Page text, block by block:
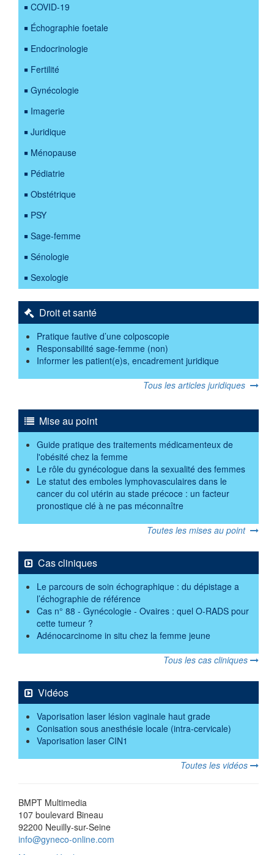
COVID-19
Échographie foetale
Endocrinologie
Fertilité
Gynécologie
Imagerie
Juridique
Ménopause
Pédiatrie
Obstétrique
PSY
Sage-femme
Sénologie
Sexologie
Droit et santé
Pratique fautive d’une colposcopie
Responsabilité sage-femme (non)
Informer les patient(e)s, encadrement juridique
Tous les articles juridiques
Mise au point
Guide pratique des traitements médicamenteux de
l'obésité chez la femme
Le rôle du gynécologue dans la sexualité des femmes
Le statut des emboles lymphovasculaires dans le
cancer du col utérin au stade précoce : un facteur
pronostique clé à ne pas méconnaître
Toutes les mises au point
Cas cliniques
Le parcours de soin échographique : du dépistage a
l’échographie de référence
Cas n° 88 - Gynécologie - Ovaires : quel O-RADS pour
cette tumeur ?
Adénocarcinome in situ chez la femme jeune
Tous les cas cliniques
Vidéos
Vaporisation laser lésion vaginale haut grade
Conisation sous anesthésie locale (intra-cervicale)
Vaporisation laser CIN1
Toutes les vidéos
BMPT Multimedia
107 boulevard Bineau
92200 Neuilly-sur-Seine
info@gyneco-online.com